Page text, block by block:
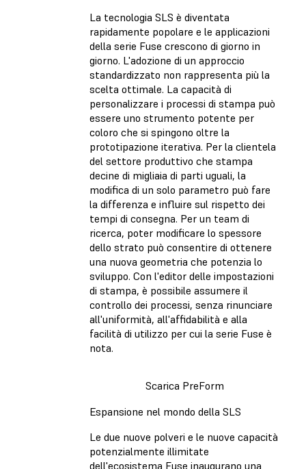
La tecnologia SLS è diventata
rapidamente popolare e le applicazioni
della serie Fuse crescono di giorno in
giorno. L'adozione di un approccio
standardizzato non rappresenta più la
scelta ottimale. La capacità di
personalizzare i processi di stampa può
essere uno strumento potente per
coloro che si spingono oltre la
prototipazione iterativa. Per la clientela
del settore produttivo che stampa
decine di migliaia di parti uguali, la
modifica di un solo parametro può fare
la differenza e influire sul rispetto dei
tempi di consegna. Per un team di
ricerca, poter modificare lo spessore
dello strato può consentire di ottenere
una nuova geometria che potenzia lo
sviluppo. Con l'editor delle impostazioni
di stampa, è possibile assumere il
controllo dei processi, senza rinunciare
all'uniformità, all'affidabilità e alla
facilità di utilizzo per cui la serie Fuse è
nota.
Scarica PreForm
Espansione nel mondo della SLS
Le due nuove polveri e le nuove capacità
potenzialmente illimitate
dell'ecosistema Fuse inaugurano una